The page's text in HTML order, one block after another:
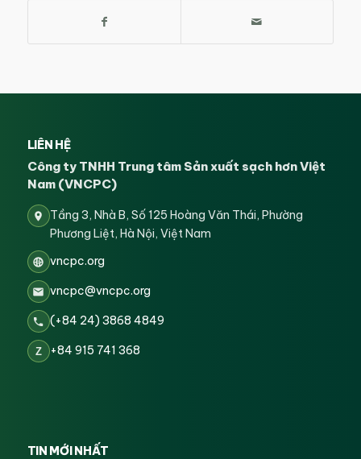
LIÊN HỆ
Công ty TNHH Trung tâm Sản xuất sạch hơn Việt
Nam (VNCPC)
Tầng 3, Nhà B, Số 125 Hoàng Văn Thái, Phường
Phương Liệt, Hà Nội, Việt Nam
vncpc.org
vncpc@vncpc.org
(+84 24) 3868 4849
Z +84 915 741 368
TIN MỚI NHẤT